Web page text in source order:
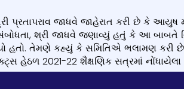
પ્રતાપરાવ જાધવે જાહેરાત કરી છે કે
સંબોધતા, શ્રી જાધવે જણાવ્યું હતું કે આ બાબતે
હતો. તેમણે કહ્યું કે સમિતિએ ભલામણ
હેઠળ 2021-22 શૈક્ષણિક સત્રમાં